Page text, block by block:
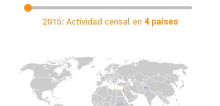
2015: Actividad censal en 4países